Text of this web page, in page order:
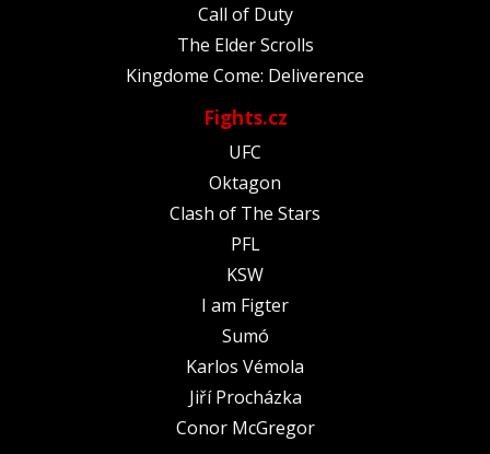
Call of Duty
The Elder Scrolls
Kingdome Come: Deliverence
Fights.cz
UFC
Oktagon
Clash of The Stars
PFL
KSW
I am Figter
Sumó
Karlos Vémola
Jiří Procházka
Conor McGregor